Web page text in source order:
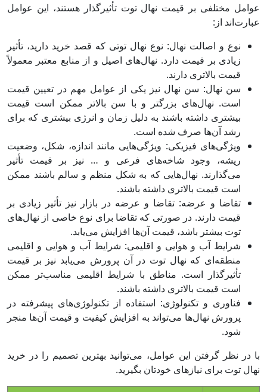
عوامل مختلفی بر قیمت نهال توت تأثیرگذار هستند، این عوامل
عبارت‌اند از:
نوع و اصالت نهال: نوع نهال توتی که قصد خرید دارید، تأثیر
زیادی بر قیمت دارد. نهال‌های اصیل و از منابع معتبر معمولاً
قیمت بالاتری دارند.
سن نهال: سن نهال نیز یکی از عوامل مهم در تعیین قیمت
است. نهال‌های بزرگتر و با سن بالاتر ممکن است قیمت
بیشتری داشته باشند به دلیل زمان و انرژی بیشتری که برای
رشد آن‌ها صرف شده است.
ویژگی‌های فیزیکی: ویژگی‌هایی مانند اندازه، شکل، وضعیت
ریشه، وجود شاخه‌های فرعی و … نیز بر قیمت تأثیر
می‌گذارند. نهال‌هایی که به شکل منظم و سالم باشند ممکن
است قیمت بالاتری داشته باشند.
تقاضا و عرضه: تقاضا و عرضه در بازار نیز تأثیر زیادی بر
قیمت دارند. در صورتی که تقاضا برای نوع خاصی از نهال‌های
توت بیشتر باشد، قیمت آن‌ها افزایش می‌یابد.
شرایط آب و هوایی و اقلیمی: شرایط آب و هوایی و اقلیمی
منطقه‌ای که نهال توت در آن پرورش می‌یابد نیز بر قیمت
تأثیرگذار است. مناطق با شرایط اقلیمی مناسب‌تر ممکن
است قیمت بالاتری داشته باشند.
فناوری و تکنولوژی: استفاده از تکنولوژی‌های پیشرفته در
پرورش نهال‌ها می‌تواند به افزایش کیفیت و قیمت آن‌ها منجر
شود.
با در نظر گرفتن این عوامل، می‌توانید بهترین تصمیم را در خرید
نهال توت برای نیازهای خودتان بگیرید.